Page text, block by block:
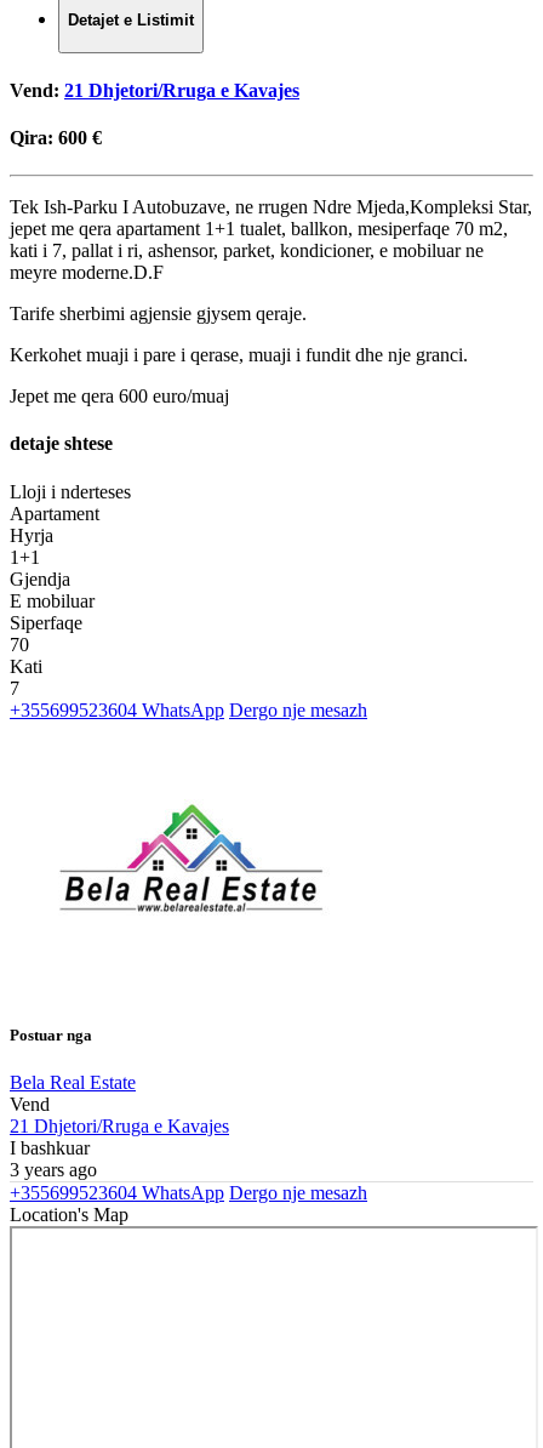
Detajet e Listimit
Vend: 21 Dhjetori/Rruga e Kavajes
Qira: 600 €
Tek Ish-Parku I Autobuzave, ne rrugen Ndre Mjeda,Kompleksi Star,
jepet me qera apartament 1+1 tualet, ballkon, mesiperfaqe 70 m2,
kati i 7, pallat i ri, ashensor, parket, kondicioner, e mobiluar ne
meyre moderne.D.F
Tarife sherbimi agjensie gjysem qeraje.
Kerkohet muaji i pare i qerase, muaji i fundit dhe nje granci.
Jepet me qera 600 euro/muaj
detaje shtese
Lloji i nderteses
Apartament
Hyrja
1+1
Gjendja
E mobiluar
Siperfaqe
70
Kati
7
+355699523604 WhatsApp Dergo nje mesazh
Postuar nga
Bela Real Estate
Vend
21 Dhjetori/Rruga e Kavajes
I bashkuar
3 years ago
+355699523604 WhatsApp Dergo nje mesazh
Location's Map